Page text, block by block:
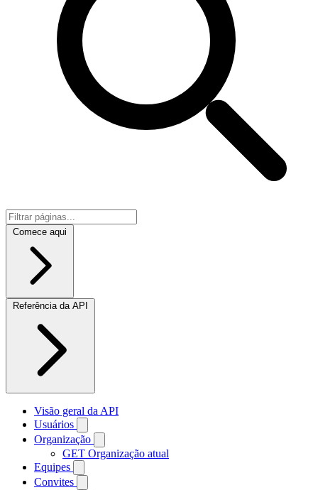
Comece aqui
Referência da API
Visão geral da API
Usuários
Organização
GET Organização atual
Equipes
Convites